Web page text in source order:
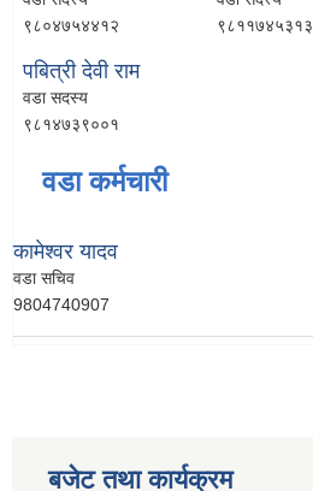
९८०४७५४४१२
९८११७४५३१३
पबित्री देवी राम
वडा सदस्य
९८१४७३९००१
वडा कर्मचारी
कामेश्वर यादव
वडा सचिव
9804740907
बजेट तथा कार्यक्रम